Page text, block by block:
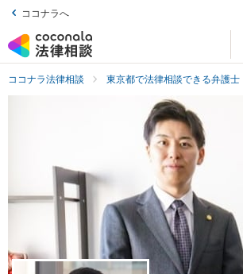
ココナラへ
ココナラ法律相談 東京都で法律相談できる弁護士